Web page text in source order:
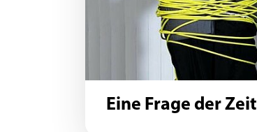
Eine Frage der Zeit